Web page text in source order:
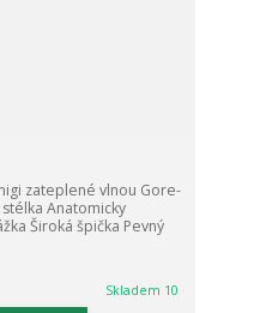
zateplené vlnou Gore-
Anatomicky
Široká špička Pevný
Skladem 10